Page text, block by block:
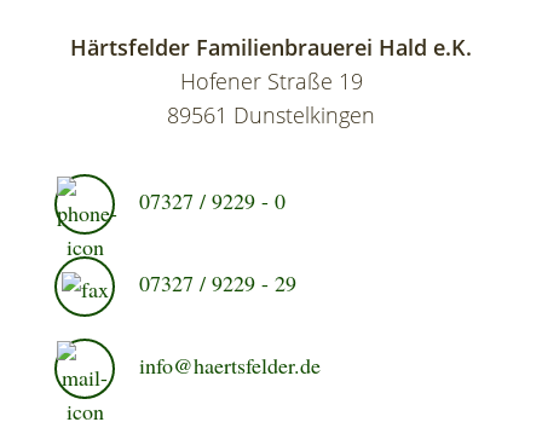
Unser Sortiment
Unser Service
Kontakt
Heimdienst
Härtsfelder Familienbrauerei Hald e.K.
Hofener Straße 19
89561 Dunstelkingen
07327 / 9229 - 0
07327 / 9229 - 29
info@haertsfelder.de